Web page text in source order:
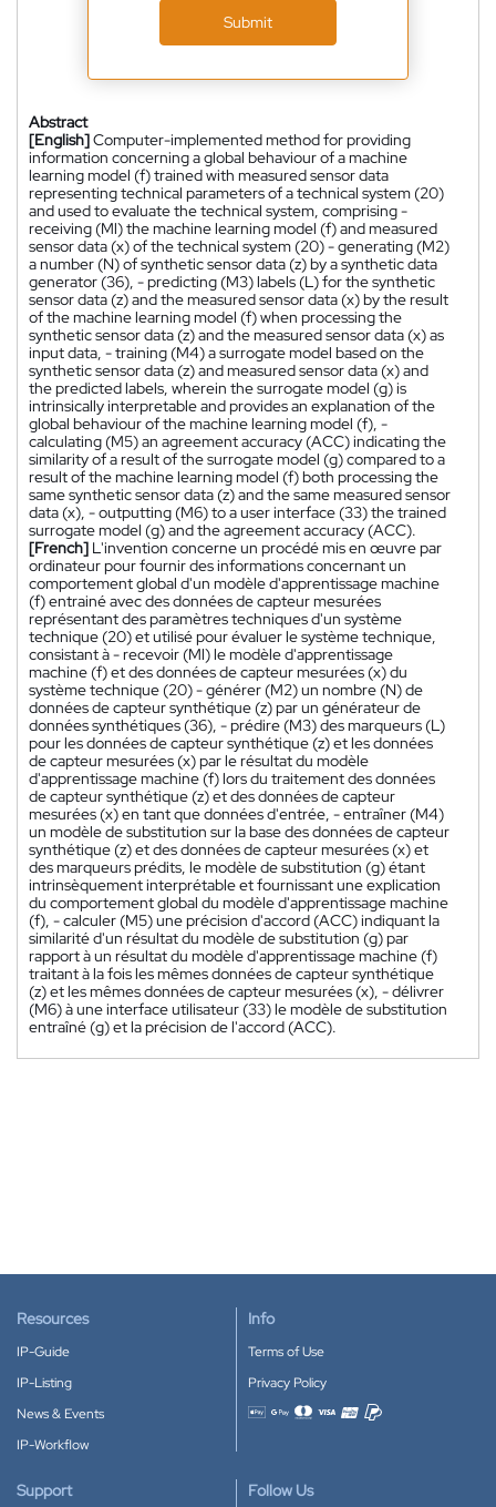
Submit
Abstract
[English]Computer-implemented method for providing
information concerning a global behaviour of a machine
learning model (f) trained with measured sensor data
representing technical parameters of a technical system (20)
and used to evaluate the technical system, comprising -
receiving (Ml) the machine learning model (f) and measured
sensor data (x) of the technical system (20) - generating (M2)
a number (N) of synthetic sensor data (z) by a synthetic data
generator (36), - predicting (M3) labels (L) for the synthetic
sensor data (z) and the measured sensor data (x) by the result
of the machine learning model (f) when processing the
synthetic sensor data (z) and the measured sensor data (x) as
input data, - training (M4) a surrogate model based on the
synthetic sensor data (z) and measured sensor data (x) and
the predicted labels, wherein the surrogate model (g) is
intrinsically interpretable and provides an explanation of the
global behaviour of the machine learning model (f), -
calculating (M5) an agreement accuracy (ACC) indicating the
similarity of a result of the surrogate model (g) compared to a
result of the machine learning model (f) both processing the
same synthetic sensor data (z) and the same measured sensor
data (x), - outputting (M6) to a user interface (33) the trained
surrogate model (g) and the agreement accuracy (ACC).
[French] L'invention concerne un procédé mis en œuvre par
ordinateur pour fournir des informations concernant un
comportement global d'un modèle d'apprentissage machine
(f) entrainé avec des données de capteur mesurées
représentant des paramètres techniques d'un système
technique (20) et utilisé pour évaluer le système technique,
consistant à - recevoir (Ml) le modèle d'apprentissage
machine (f) et des données de capteur mesurées (x) du
système technique (20) - générer (M2) un nombre (N) de
données de capteur synthétique (z) par un générateur de
données synthétiques (36), - prédire (M3) des marqueurs (L)
pour les données de capteur synthétique (z) et les données
de capteur mesurées (x) par le résultat du modèle
d'apprentissage machine (f) lors du traitement des données
de capteur synthétique (z) et des données de capteur
mesurées (x) en tant que données d'entrée, - entraîner (M4)
un modèle de substitution sur la base des données de capteur
synthétique (z) et des données de capteur mesurées (x) et
des marqueurs prédits, le modèle de substitution (g) étant
intrinsèquement interprétable et fournissant une explication
du comportement global du modèle d'apprentissage machine
(f), - calculer (M5) une précision d'accord (ACC) indiquant la
similarité d'un résultat du modèle de substitution (g) par
rapport à un résultat du modèle d'apprentissage machine (f)
traitant à la fois les mêmes données de capteur synthétique
(z) et les mêmes données de capteur mesurées (x), - délivrer
(M6) à une interface utilisateur (33) le modèle de substitution
entraîné (g) et la précision de l'accord (ACC).
Resources
IP-Guide
IP-Listing
News & Events
IP-Workflow
Info
Terms of Use
Privacy Policy
Accepted payment methods
Support Follow Us